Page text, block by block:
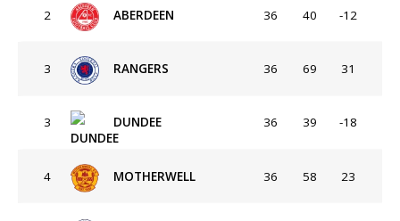
2 ABERDEEN 36 40 -12
3 RANGERS 36 69 31
3 DUNDEE 36 39 -18
4 MOTHERWELL 36 58 23